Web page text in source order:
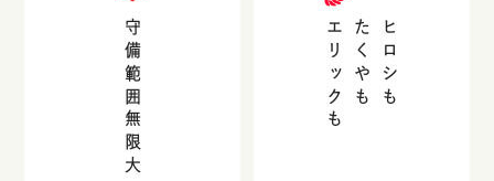
守備範囲無限大 ヒロシも
たくやも
エリックも